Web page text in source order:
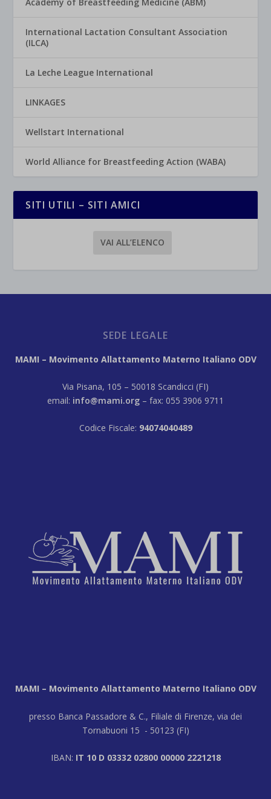
International Lactation Consultant Association
(ILCA)
La Leche League International
LINKAGES
Wellstart International
World Alliance for Breastfeeding Action (WABA)
SITI UTILI – SITI AMICI
VAI ALL’ELENCO
SEDE LEGALE
MAMI – Movimento Allattamento Materno Italiano ODV
Via Pisana, 105 – 50018 Scandicci (FI)
email: info@mami.org – fax: 055 3906 9711
Codice Fiscale: 94074040489
MAMI – Movimento Allattamento Materno Italiano ODV
presso Banca Passadore & C., Filiale di Firenze, via dei
Tornabuoni 15 - 50123 (FI)
IBAN: IT 10 D 03332 02800 00000 2221218